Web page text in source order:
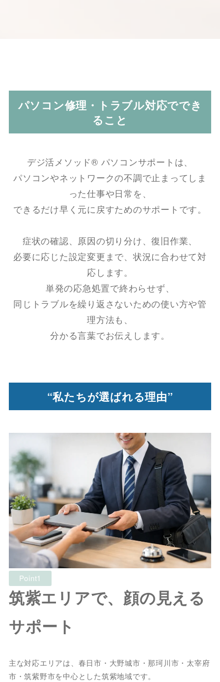
パソコン修理・トラブル対応ででき
ること
デジ活メソッド® パソコンサポートは、
パソコンやネットワークの不調で止まってしま
った仕事や日常を、
できるだけ早く元に戻すためのサポートです。
症状の確認、原因の切り分け、復旧作業、
必要に応じた設定変更まで、状況に合わせて対
応します。
単発の応急処置で終わらせず、
同じトラブルを繰り返さないための使い方や管
理方法も、
分かる言葉でお伝えします。
“私たちが選ばれる理由”
Point1
筑紫エリアで、顔の見える
サポート
主な対応エリアは、春日市・大野城市・那珂川市・太宰府
市・筑紫野市を中心とした筑紫地域です。